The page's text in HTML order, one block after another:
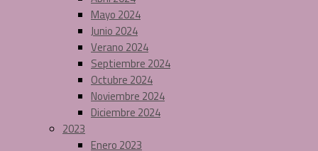
Mayo 2024
Junio 2024
Verano 2024
Septiembre 2024
Octubre 2024
Noviembre 2024
Diciembre 2024
2023
Enero 2023